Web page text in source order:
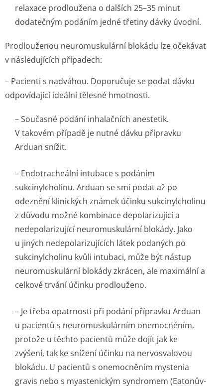
relaxace prodloužena o dalších 25–35 minut
dodatečným podáním jedné třetiny dávky úvodní.
Prodlouženou neuromuskulární blokádu lze očekávat
v následujících případech:
– Pacienti s nadváhou. Doporučuje se podat dávku
odpovídající ideální tělesné hmotnosti.
– Současné podání inhalačních anestetik.
V takovém případě je nutné dávku přípravku
Arduan snížit.
– Endotracheální intubace s podáním
sukcinylcholinu. Arduan se smí podat až po
odeznění klinických známek účinku sukcinylcholinu
z důvodu možné kombinace depolarizující a
nedepolarizující neuromuskulární blokády. Jako
u jiných nedepolarizujících látek podaných po
sukcinylcholinu kvůli intubaci, může být nástup
neuromuskulární blokády zkrácen, ale maximální a
celkové trvání účinku prodlouženo.
– Je třeba opatrnosti při podání přípravku Arduan
u pacientů s neuromuskulárním onemocněním,
protože u těchto pacientů může dojít jak ke
zvýšení, tak ke snížení účinku na nervosvalovou
blokádu. U pacientů s onemocněním mystenia
gravis nebo s myastenickým syndromem (Eatonův-